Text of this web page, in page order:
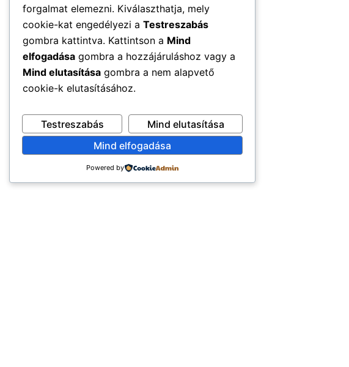
forgalmat elemezni. Kiválaszthatja, mely
cookie-kat engedélyezi a Testreszabás
gombra kattintva. Kattintson a Mind
elfogadása gombra a hozzájáruláshoz vagy a
Mind elutasítása gombra a nem alapvető
cookie-k elutasításához.
Testreszabás
Mind elutasítása
Mind elfogadása
Powered by